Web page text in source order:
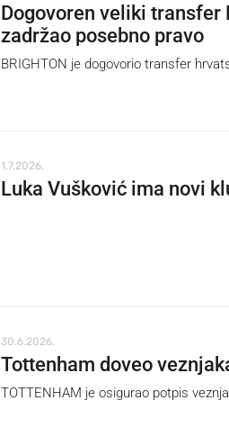
Dogovoren veliki transfer
zadržao posebno pravo
BRIGHTON je dogovorio transfer
1.7.2026.
Luka Vušković ima novi
30.6.2026.
Tottenham doveo
TOTTENHAM je osigurao potpis